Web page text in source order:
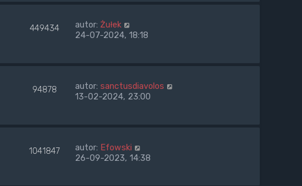
449434 autor: Żułek
24-07-2024, 18:18
94878 autor: sanctusdiavolos
13-02-2024, 23:00
1041847 autor: Efowski
26-09-2023, 14:38